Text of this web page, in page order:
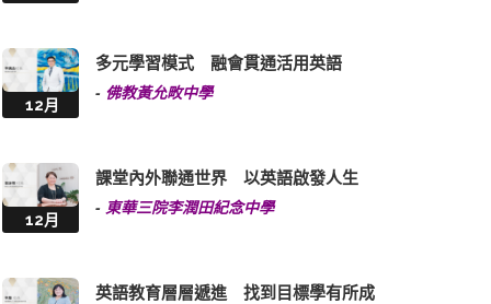
12月
多元學習模式 融會貫通活用英語
- 佛教黃允畋中學
12月
課堂內外聯通世界 以英語啟發人生
- 東華三院李潤田紀念中學
英語教育層層遞進 找到目標學有所成